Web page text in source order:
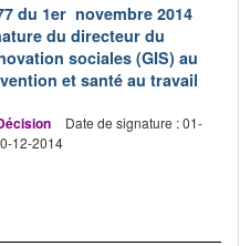
du 1er novembre 2014
du directeur du
sociales (GIS) au
et santé au travail
Date de signature : 01-
12-2014